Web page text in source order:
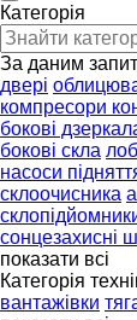
Категорія
За даним
двері
компресори
бокові
бокові скла
насоси
склоочисника
сонцезахисні
показати всі
Категорія
вантажівки